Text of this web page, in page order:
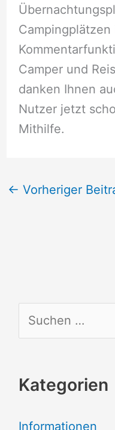
Campingplätzen
Camper und
danken Ihnen
Nutzer jetzt
Mithilfe.
← Vorheriger
u
h
Kategorien
Informationen